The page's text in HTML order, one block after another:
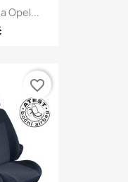
Opel...
favorite_border